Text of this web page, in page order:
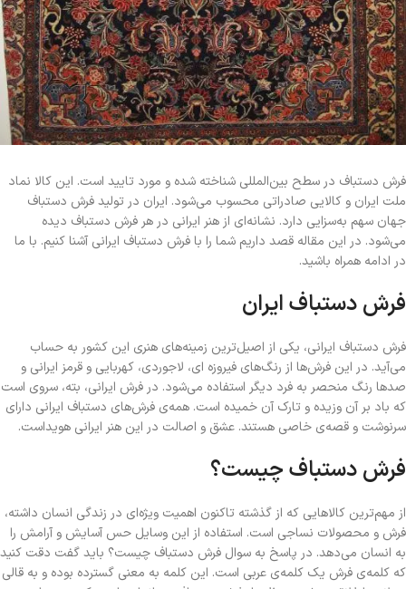
فرش دستباف در سطح بین‌المللی شناخته شده و مورد تایید است. این کالا نماد
ملت ایران و کالایی صادراتی محسوب می‌شود. ایران در تولید فرش دستباف
جهان سهم به‌‌سزایی دارد. نشانه‌ای از هنر ایرانی در هر فرش دستباف دیده
می‌شود. در این مقاله قصد داریم شما را با فرش دستباف ایرانی آشنا کنیم. با ما
در ادامه همراه باشید.
فرش دستباف ایران
فرش دستباف ایرانی، یکی از اصیل‌ترین زمینه‌های هنری این کشور به حساب
می‌آید. در این فرش‌ها از رنگ‌های فیروزه ای، لاجوردی، کهربایی و قرمز ایرانی و
صدها رنگ منحصر به فرد دیگر استفاده می‌شود. در فرش ایرانی، بته، سروی است
که باد بر آن وزیده و تارک آن خمیده است. همه‌‌ی فرش‌های دستباف ایرانی دارای
سرنوشت و قصه‌ی خاصی هستند. عشق و اصالت در این هنر ایرانی هویداست.
فرش دستباف چیست؟
از مهم‌ترین کالاهایی که از گذشته تاکنون اهمیت ویژه‌ای در زندگی انسان داشته،
فرش و محصولات نساجی است. استفاده از این وسایل حس آسایش و آرامش را
به انسان می‌دهد. در پاسخ به سوال فرش دستباف چیست؟ باید گفت دقت کنید
که کلمه‌ی فرش یک کلمه‌ی عربی است. این کلمه به معنی گسترده بوده و به قالی